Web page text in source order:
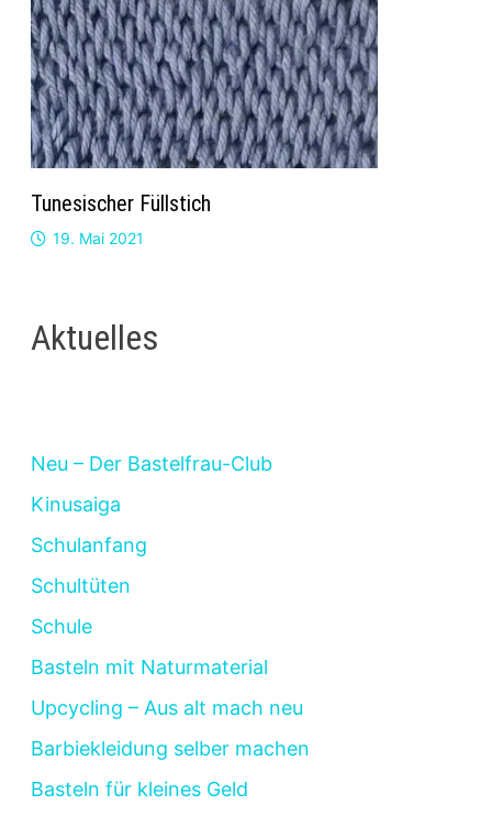
Tunesischer Füllstich
19. Mai 2021
Aktuelles
Neu – Der Bastelfrau-Club
Kinusaiga
Schulanfang
Schultüten
Schule
Basteln mit Naturmaterial
Upcycling – Aus alt mach neu
Barbiekleidung selber machen
Basteln für kleines Geld